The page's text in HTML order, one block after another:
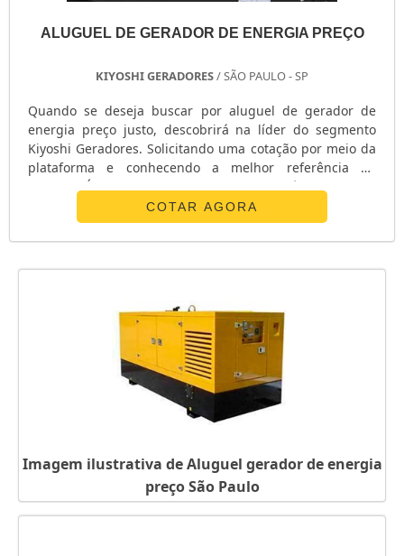
ALUGUEL DE GERADOR DE ENERGIA PREÇO
KIYOSHI GERADORES/ SÃO PAULO - SP
Quando se deseja buscar por aluguel de gerador de
energia preço justo, descobrirá na líder do segmento
Kiyoshi Geradores. Solicitando uma cotação por meio da
plataforma e conhecendo a melhor referência do
mercado.É isso mesmo! Quando a busca é por aluguel
de gerador de energia, com a melhor mão de obra da
Kiyoshi Geradores atingirá proteção com inovação no
atendimento e nos serviços prestados.MAIS
COTAR AGORA
Imagem ilustrativa de Aluguel gerador de energia
preço São Paulo